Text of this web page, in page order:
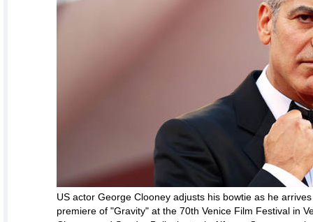
US actor George Clooney adjusts his bowtie as he
premiere of "Gravity" at the 70th Venice Film Festival in